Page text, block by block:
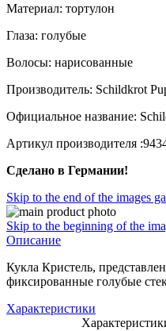
Материал: тортулон
Глаза: голубые
Волосы: нарисованные
Производитель: Schildkrot
Официальное название:
Артикул производителя
Сделано в Германии!
Skip to the end of the images
Skip to the beginning of the
Описание
Кукла Кристель,
фиксированные голубые
Характеристики